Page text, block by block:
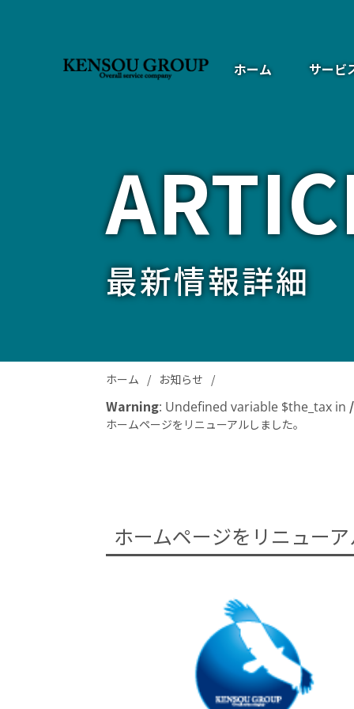
ホーム サービ
最新情報詳細
ホーム お知らせ
Warning: Undefined variable $the_tax in
ホームページをリニューアルしました。
ホームページをリニュー